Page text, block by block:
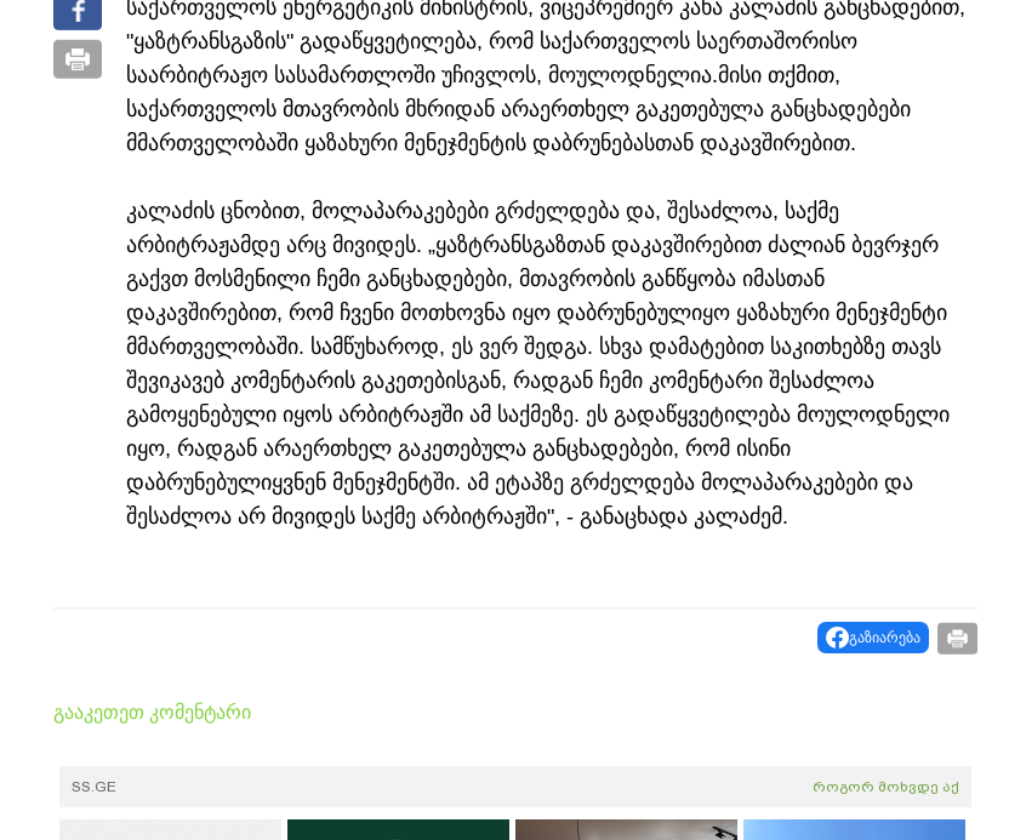
საქართველოს ენერგეტიკის მინისტრის, ვიცეპრემიერ კახა კალაძის განცხადებით,
"ყაზტრანსგაზის" გადაწყვეტილება, რომ საქართველოს საერთაშორისო
საარბიტრაჟო სასამართლოში უჩივლოს, მოულოდნელია.მისი თქმით,
საქართველოს მთავრობის მხრიდან არაერთხელ გაკეთებულა განცხადებები
მმართველობაში ყაზახური მენეჯმენტის დაბრუნებასთან დაკავშირებით.
კალაძის ცნობით, მოლაპარაკებები გრძელდება და, შესაძლოა, საქმე
არბიტრაჟამდე არც მივიდეს. „ყაზტრანსგაზთან დაკავშირებით ძალიან ბევრჯერ
გაქვთ მოსმენილი ჩემი განცხადებები, მთავრობის განწყობა იმასთან
დაკავშირებით, რომ ჩვენი მოთხოვნა იყო დაბრუნებულიყო ყაზახური მენეჯმენტი
მმართველობაში. სამწუხაროდ, ეს ვერ შედგა. სხვა დამატებით საკითხებზე თავს
შევიკავებ კომენტარის გაკეთებისგან, რადგან ჩემი კომენტარი შესაძლოა
გამოყენებული იყოს არბიტრაჟში ამ საქმეზე. ეს გადაწყვეტილება მოულოდნელი
იყო, რადგან არაერთხელ გაკეთებულა განცხადებები, რომ ისინი
დაბრუნებულიყვნენ მენეჯმენტში. ამ ეტაპზე გრძელდება მოლაპარაკებები და
შესაძლოა არ მივიდეს საქმე არბიტრაჟში", - განაცხადა კალაძემ.
გაზიარება
გააკეთეთ კომენტარი
SS.GE როგორ მოხვდე აქ